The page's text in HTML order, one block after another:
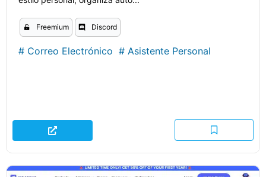
Freemium Discord
# Correo Electrónico # Asistente Personal